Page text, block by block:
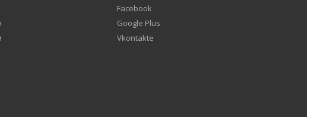
Facebook
Google Plus
Vkontakte